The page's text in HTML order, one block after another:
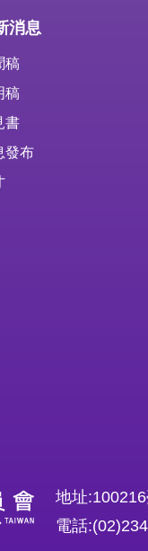
消息
稿
稿
書
發布
地址
電話